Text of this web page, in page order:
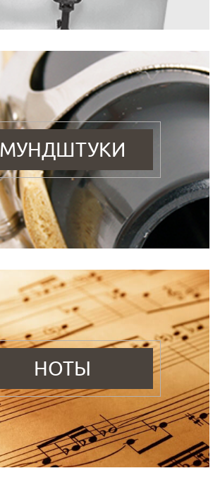
МУНДШТУКИ
НОТЫ